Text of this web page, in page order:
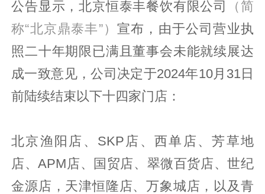
公告显示，北京恒泰丰餐饮有限公司
（简
称“北京鼎泰丰”） 宣布，由于公司营业执
照二十年期限已满且董事会未能就续展达
成一致意见，公司决定于2024年10月31日
前陆续结束以下十四家门店：
北京渔阳店、SKP店、西单店、芳草地
店、APM店、国贸店、翠微百货店、世纪
金源店，天津恒隆店、万象城店，以及青